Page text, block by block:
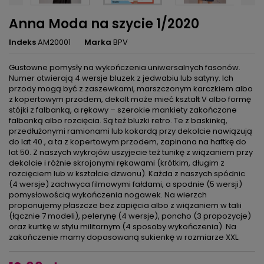
Anna Moda na szycie 1/2020
IndeksAM20001 Marka BPV
Gustowne pomysły na wykończenia uniwersalnych fasonów.
Numer otwierają 4 wersje bluzek z jedwabiu lub satyny. Ich
przody mogą być z zaszewkami, marszczonym karczkiem albo
z kopertowym przodem, dekolt może mieć kształt V albo formę
stójki z falbanką, a rękawy – szerokie mankiety zakończone
falbanką albo rozcięcia. Są też bluzki retro. Te z baskinką,
przedłużonymi ramionami lub kokardą przy dekolcie nawiązują
do lat 40., a ta z kopertowym przodem, zapinana na haftkę do
lat 50. Z naszych wykrojów uszyjecie też tunikę z wiązaniem przy
dekolcie i różnie skrojonymi rękawami (krótkim, długim z
rozcięciem lub w kształcie dzwonu). Każda z naszych spódnic
(4 wersje) zachwyca filmowymi fałdami, a spodnie (5 wersji)
pomysłowością wykończenia nogawek. Na wierzch
proponujemy płaszcze bez zapięcia albo z wiązaniem w talii
(łącznie 7 modeli), pelerynę (4 wersje), poncho (3 propozycje)
oraz kurtkę w stylu militarnym (4 sposoby wykończenia). Na
zakończenie mamy dopasowaną sukienkę w rozmiarze XXL.